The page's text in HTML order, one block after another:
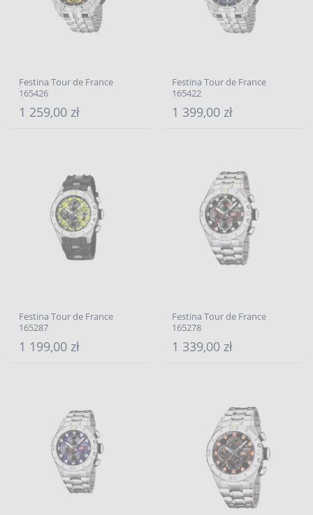
Festina Tour de France
165426
1 259,00 zł
Festina Tour de France
165422
1 399,00 zł
Festina Tour de France
165287
1 199,00 zł
Festina Tour de France
165278
1 339,00 zł